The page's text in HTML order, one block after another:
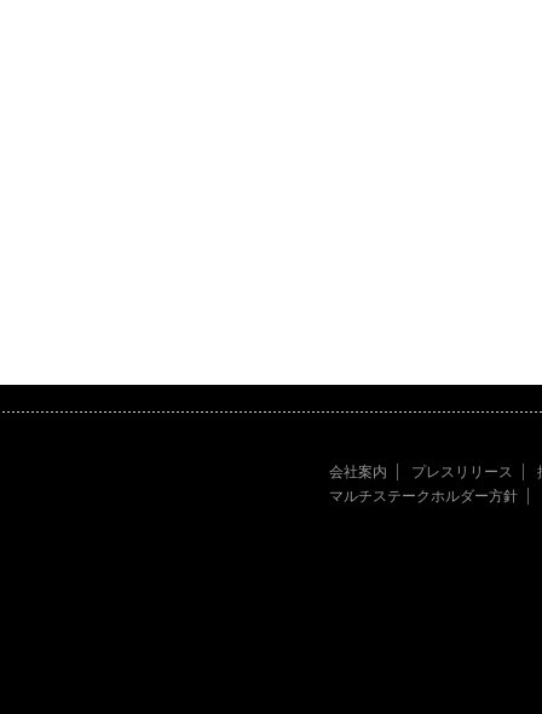
会社案内 プレスリリース
マルチステークホルダー方針